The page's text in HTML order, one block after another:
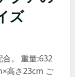
ズ
。 重量:632
高さ23cm ご